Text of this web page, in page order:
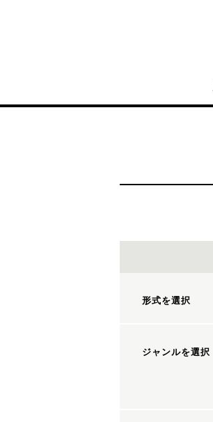
形式を選択
ジャンルを選択